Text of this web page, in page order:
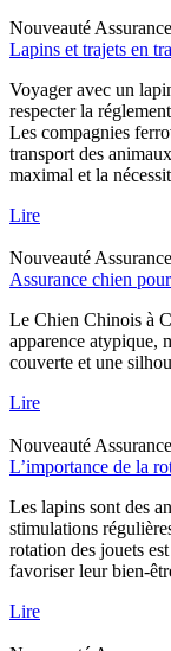
Nouveauté
Lapins et trajets en
Voyager avec un
respecter la
Les compagnies
transport des
maximal et la
Lire
Nouveauté
Assurance chien
Le Chien Chinois à
apparence atypique,
couverte et une
Lire
Nouveauté
L’importance de la
Les lapins sont des
stimulations
rotation des jouets
favoriser leur bien-
Lire